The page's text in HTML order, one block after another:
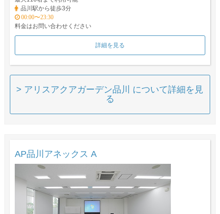
品川駅から徒歩3分
00:00〜23:30
料金はお問い合わせください
詳細を見る
> アリスアクアガーデン品川 について詳細を見
る
AP品川アネックス A